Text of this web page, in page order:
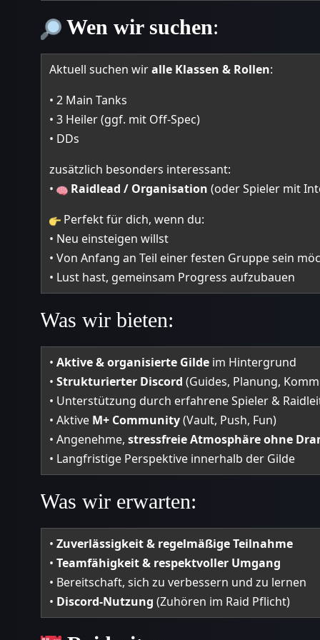
Wen wir suchen:
Aktuell suchen wiralle Klassen & Rollen:
• 2 Main Tanks
• 3 Heiler (ggf. mit Off-Spec)
• DDs
zusätzlich besonders interessant:
•
Raidlead / Organisation (oder Spieler mit
Perfekt für dich, wenn du:
• Neu einsteigen willst
• Von Anfang an Teil einer festen Gruppe sein
• Lust hast, gemeinsam Progress aufzubauen
Was wir bieten:
•Aktive & organisierte Gilde im Hintergrund
•Strukturierter Discord (Guides, Planung,
• Unterstützung durch erfahrene Spieler &
• Aktive M+ Community(Vault, Push, Fun)
• Angenehme,stressfreie Atmosphäre ohne
• Langfristige Perspektive innerhalb der Gilde
Was wir erwarten:
•Zuverlässigkeit & regelmäßige Teilnahme
•Teamfähigkeit & respektvoller Umgang
• Bereitschaft, sich zu verbessern und zu lernen
• Discord-Nutzung (Zuhören im Raid Pflicht)